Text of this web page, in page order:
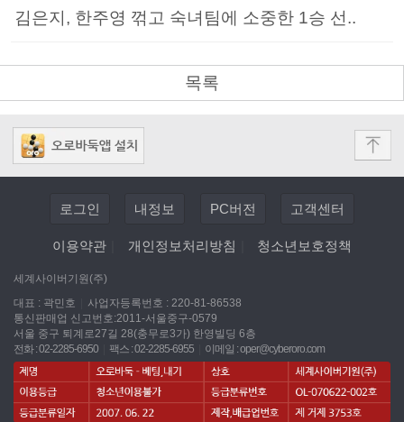
김은지, 한주영 꺾고 숙녀팀에 소중한 1승 선..
목록
로그인 내정보 PC버전 고객센터
이용약관 개인정보처리방침 청소년보호정책
세계사이버기원(주)
대표 : 곽민호
사업자등록번호 : 220-81-86538
통신판매업 신고번호:2011-서울중구-0579
서울 중구 퇴계로27길 28(충무로3가) 한영빌딩 6층
전화 : 02-2285-6950
팩스 : 02-2285-6955 이메일 :oper@cyberoro.com